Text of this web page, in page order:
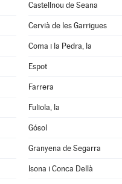
Castellnou de Seana
Cervià de les Garrigues
Coma i la Pedra, la
Espot
Farrera
Fuliola, la
Gósol
Granyena de Segarra
Isona i Conca Dellà